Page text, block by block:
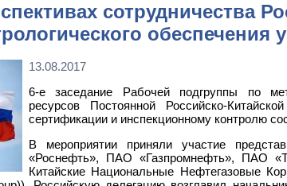
сотрудничества
обеспечения
13.08.2017
6-е заседание Рабочей подгруппы по
ресурсов Постоянной Российско-
сертификации и инспекционному контролю
В мероприятии приняли участие
«Роснефть», ПАО «Газпромнефть», ПАО
Китайские Национальные Нефтегазовые